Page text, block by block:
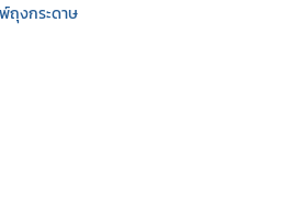
ถุงกระดาษ